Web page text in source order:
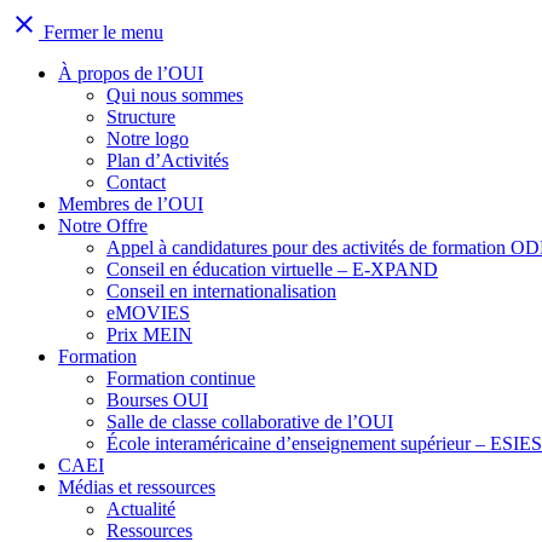
close Fermer le menu
À propos de l’OUI
Qui nous sommes
Structure
Notre logo
Plan d’Activités
Contact
Membres de l’OUI
Notre Offre
Appel à candidatures pour des activités de formation
Conseil en éducation virtuelle – E-XPAND
Conseil en internationalisation
eMOVIES
Prix MEIN
Formation
Formation continue
Bourses OUI
Salle de classe collaborative de l’OUI
École interaméricaine d’enseignement supérieur – ESIES
CAEI
Médias et ressources
Actualité
Ressources